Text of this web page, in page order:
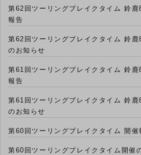
第62回ツーリングブレイクタイム 鈴鹿
報告
第62回ツーリングブレイクタイム 鈴鹿
のお知らせ
第61回ツーリングブレイクタイム 鈴鹿
報告
第61回ツーリングブレイクタイム 鈴鹿
のお知らせ
第60回ツーリングブレイクタイム 開催
第60回ツーリングブレイクタイム開催